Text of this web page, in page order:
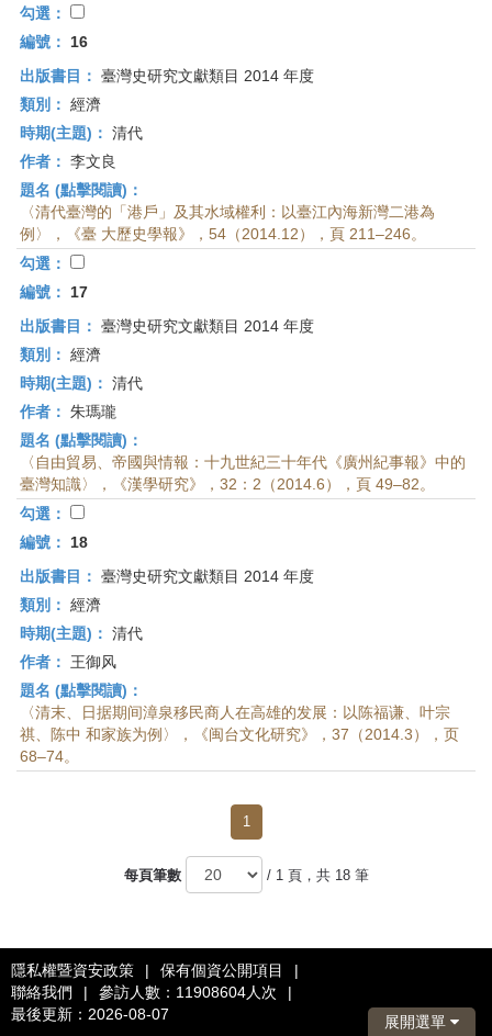
勾選：
編號：
16
出版書目： 臺灣史研究文獻類目 2014 年度
類別： 經濟
時期(主題)： 清代
作者： 李文良
題名 (點擊閱讀)：
〈清代臺灣的「港戶」及其水域權利：以臺江內海新灣二港為
例〉，《臺 大歷史學報》，54（2014.12），頁 211–246。
勾選：
編號：
17
出版書目： 臺灣史研究文獻類目 2014 年度
類別： 經濟
時期(主題)： 清代
作者： 朱瑪瓏
題名 (點擊閱讀)：
〈自由貿易、帝國與情報：十九世紀三十年代《廣州紀事報》中的
臺灣知識〉，《漢學研究》，32：2（2014.6），頁 49–82。
勾選：
編號：
18
出版書目： 臺灣史研究文獻類目 2014 年度
類別： 經濟
時期(主題)： 清代
作者：
王御风
題名 (點擊閱讀)：
〈清末、日据期间漳泉移民商人在高雄的发展：以陈福谦、叶宗
祺、陈中 和家族为例〉，《闽台文化研究》，37（2014.3），页
68–74。
1
每頁筆數 / 1 頁，共 18 筆
隱私權暨資安政策 | 保有個資公開項目
|
聯絡我們
| 參訪人數：11908604人次
|
最後更新：2026-08-07
展開選單